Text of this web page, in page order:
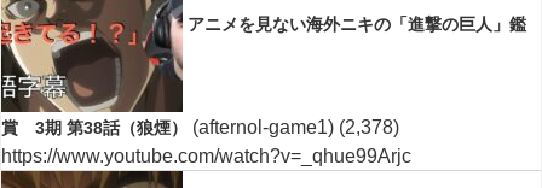
アニメを見ない海外ニキの「進撃の巨人」鑑
賞 3期 第38話（狼煙） (afternol-game1) (2,378)
https://www.youtube.com/watch?v=_qhue99Arjc